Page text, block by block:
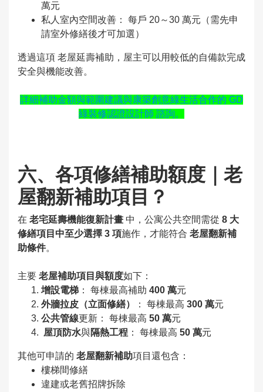
萬元
私人室內空間改善： 每戶 20～30 萬元（需先申
請室外修繕後才可加選）
透過這項 老屋延壽補助，屋主可以用較低的自備款完成
安全與機能改善。
詳細補助金額與範圍建議與康築創意綠生活合作的 GD
綠裝修認證設計師 諮詢。
六、各項修繕補助額度｜老
屋翻新補助項目？
在 老宅延壽機能復新計畫 中，公寓公共空間需從 8 大
修繕項目中至少選擇 3 項施作，才能符合 老屋翻新補
助條件。
主要 老屋補助項目與額度如下：
增設電梯 ： 每棟最高補助 400 萬元
外牆拉皮（立面修繕）
： 每棟最高 300 萬元
公共管線更新： 每棟最高 50 萬元
屋頂防水與隔熱工程 ： 每棟最高 50 萬元
其他可申請的 老屋翻新補助項目還包含：
樓梯間修繕
違建或老舊招牌拆除